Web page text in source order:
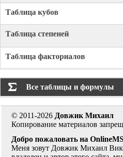
Таблица кубов
Таблица степеней
Таблица факториалов
 Все таблицы и формулы
© 2011-2026 Довжик Михаил
Копирование материалов
Добро пожаловать на
Меня зовут Довжик Михаил